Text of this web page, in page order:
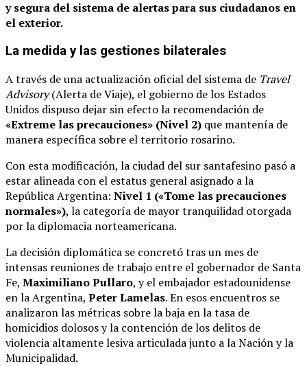
y segura del sistema de alertas para sus ciudadanos en
el exterior.
La medida y las gestiones bilaterales
A través de una actualización oficial del sistema de Travel
Advisory(Alerta de Viaje), el gobierno de los Estados
Unidos dispuso dejar sin efecto la recomendación de
«Extreme las precauciones» (Nivel 2) que mantenía de
manera específica sobre el territorio rosarino.
Con esta modificación, la ciudad del sur santafesino pasó a
estar alineada con el estatus general asignado a la
República Argentina: Nivel 1 («Tome las precauciones
normales»), la categoría de mayor tranquilidad otorgada
por la diplomacia norteamericana.
La decisión diplomática se concretó tras un mes de
intensas reuniones de trabajo entre el gobernador de Santa
Fe, Maximiliano Pullaro, y el embajador estadounidense
en la Argentina, Peter Lamelas.En esos encuentros se
analizaron las métricas sobre la baja en la tasa de
homicidios dolosos y la contención de los delitos de
violencia altamente lesiva articulada junto a la Nación y la
Municipalidad.